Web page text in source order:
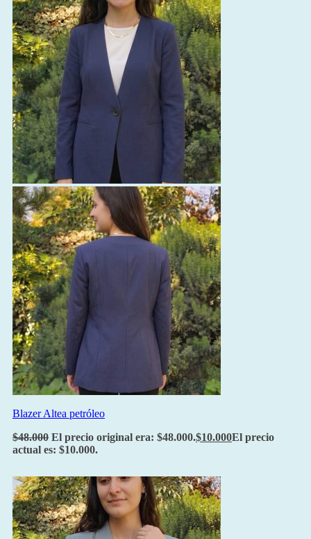
Blazer Altea petróleo
$48.000 El precio original era: $48.000.$10.000El precio
actual es: $10.000.